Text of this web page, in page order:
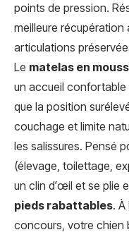
points de pression.
meilleure récupération
articulations
Le matelas en
un accueil
que la position
couchage et limite
les salissures. Pensé
(élevage, toilettage,
un clin d’œil et se plie
pieds rabattables.
concours, votre chien